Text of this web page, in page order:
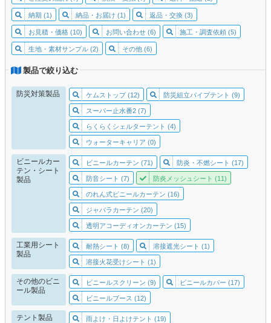
納期 (1) 納品・お届け (1) 返品・交換 (3)
お見積・価格 (10) お問い合わせ (6) 施工・調査依頼 (5)
生地・素材サンプル (2) その他 (6)
製品で絞り込む
防災対策製品 ケムストップ (12) 防災組立パイプテント (9)
スーパー止水番2 (7)
らくらくシェルターテント (4)
ウォーターキャリア (0)
ビニールカー
テン・シート
製品
ビニールカーテン (71) 防炎・不燃シート (17)
防音シート (7) 防炎メッシュシート (11)
のれん式ビニールカーテン (16)
ジャバラカーテン (20)
透明アコーディオンカーテン (15)
工業用シート
製品
耐熱シート (8) 溶接遮光シート (1)
溶接火花受けシート (1)
その他のビニ
ール製品
ビニールスクリーン (9) ビニールカバー (17)
ビニールブース (12)
テント製品 雨よけ・日よけテント (19)